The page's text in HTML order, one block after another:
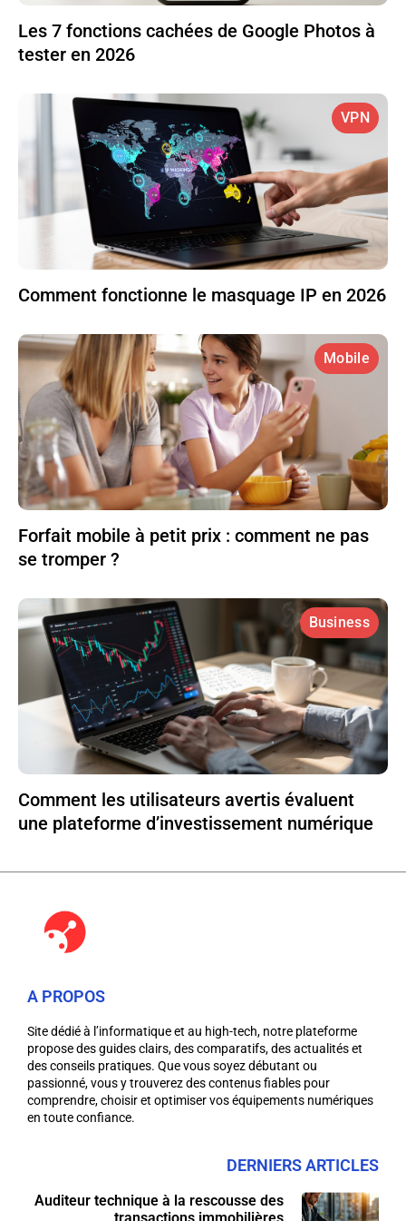
Les 7 fonctions cachées de Google Photos à
tester en 2026
VPN
Comment fonctionne le masquage IP en 2026
Mobile
Forfait mobile à petit prix : comment ne pas
se tromper ?
Business
Comment les utilisateurs avertis évaluent
une plateforme d’investissement numérique
A PROPOS
Site dédié à l’informatique et au high-tech, notre plateforme
propose des guides clairs, des comparatifs, des actualités et
des conseils pratiques. Que vous soyez débutant ou
passionné, vous y trouverez des contenus fiables pour
comprendre, choisir et optimiser vos équipements numériques
en toute confiance.
DERNIERS ARTICLES
Auditeur technique à la rescousse des